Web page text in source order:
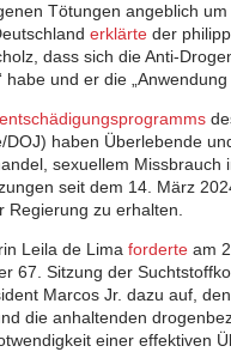
Tötungen angeblich
erklärte der
dass sich die Anti-
habe und er die
DOJ) haben Überlebende
sexuellem Missbrauch
seit dem 14. März
Regierung zu erhalten.
Leila de Lima forderte am
67. Sitzung der
Marcos Jr. dazu auf,
die anhaltenden
einer effektiven